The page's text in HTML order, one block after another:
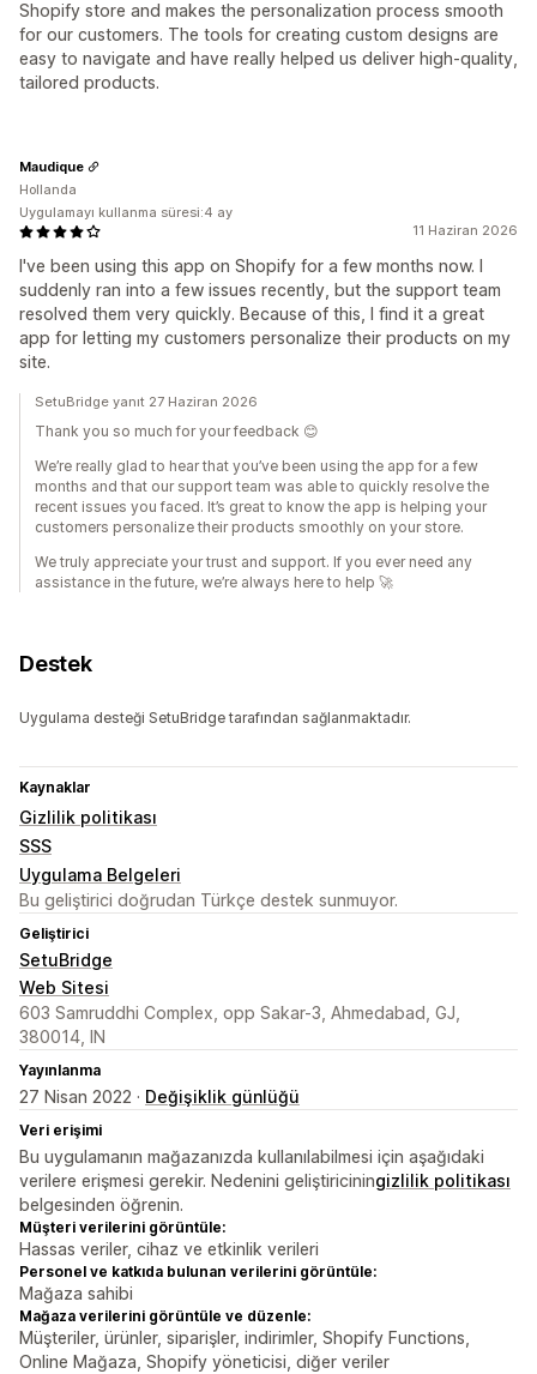
Shopify store and makes the personalization process smooth
for our customers. The tools for creating custom designs are
easy to navigate and have really helped us deliver high-quality,
tailored products.
11 Haziran 2026
I've been using this app on Shopify for a few months now. I
suddenly ran into a few issues recently, but the support team
resolved them very quickly. Because of this, I find it a great
app for letting my customers personalize their products on my
site.
Maudique
Hollanda
Uygulamayı kullanma süresi:4 ay
SetuBridge yanıt 27 Haziran 2026
Thank you so much for your feedback 😊
We’re really glad to hear that you’ve been using the app for a few
months and that our support team was able to quickly resolve the
recent issues you faced. It’s great to know the app is helping your
customers personalize their products smoothly on your store.
We truly appreciate your trust and support. If you ever need any
assistance in the future, we’re always here to help 🚀
Destek
Uygulama desteği SetuBridge tarafından sağlanmaktadır.
Kaynaklar
Gizlilik politikası
SSS
Uygulama Belgeleri
Bu geliştirici doğrudan Türkçe destek sunmuyor.
Geliştirici
SetuBridge
Web Sitesi
603 Samruddhi Complex, opp Sakar-3, Ahmedabad, GJ,
380014, IN
Yayınlanma
27 Nisan 2022 · Değişiklik günlüğü
Veri erişimi
Bu uygulamanın mağazanızda kullanılabilmesi için aşağıdaki
verilere erişmesi gerekir. Nedenini geliştiriciningizlilik politikası
belgesinden öğrenin.
Müşteri verilerini görüntüle:
Hassas veriler, cihaz ve etkinlik verileri
Personel ve katkıda bulunan verilerini görüntüle:
Mağaza sahibi
Mağaza verilerini görüntüle ve düzenle:
Müşteriler, ürünler, siparişler, indirimler, Shopify Functions,
Online Mağaza, Shopify yöneticisi, diğer veriler